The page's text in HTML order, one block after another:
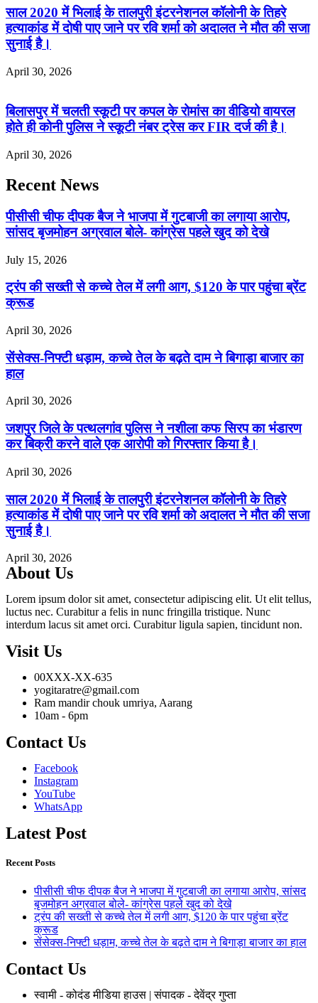
साल 2020 में भिलाई के तालपुरी इंटरनेशनल कॉलोनी के तिहरे
हत्याकांड में दोषी पाए जाने पर रवि शर्मा को अदालत ने मौत की सजा
सुनाई है।
April 30, 2026
बिलासपुर में चलती स्कूटी पर कपल के रोमांस का वीडियो वायरल
होते ही कोनी पुलिस ने स्कूटी नंबर ट्रेस कर FIR दर्ज की है।
April 30, 2026
Recent News
पीसीसी चीफ दीपक बैज ने भाजपा में गुटबाजी का लगाया आरोप,
सांसद बृजमोहन अग्रवाल बोले- कांग्रेस पहले खुद को देखे
July 15, 2026
ट्रंप की सख्ती से कच्चे तेल में लगी आग, $120 के पार पहुंचा ब्रेंट
क्रूड
April 30, 2026
सेंसेक्स-निफ्टी धड़ाम, कच्चे तेल के बढ़ते दाम ने बिगाड़ा बाजार का
हाल
April 30, 2026
जशपुर जिले के पत्थलगांव पुलिस ने नशीला कफ सिरप का भंडारण
कर बिक्री करने वाले एक आरोपी को गिरफ्तार किया है।
April 30, 2026
साल 2020 में भिलाई के तालपुरी इंटरनेशनल कॉलोनी के तिहरे
हत्याकांड में दोषी पाए जाने पर रवि शर्मा को अदालत ने मौत की सजा
सुनाई है।
April 30, 2026
About Us
Lorem ipsum dolor sit amet, consectetur adipiscing elit. Ut elit tellus,
luctus nec. Curabitur a felis in nunc fringilla tristique. Nunc
interdum lacus sit amet orci. Curabitur ligula sapien, tincidunt non.
Visit Us
00XXX-XX-635
yogitaratre@gmail.com
Ram mandir chouk umriya, Aarang
10am - 6pm
Contact Us
Facebook
Instagram
YouTube
WhatsApp
Latest Post
Recent Posts
पीसीसी चीफ दीपक बैज ने भाजपा में गुटबाजी का लगाया आरोप, सांसद
बृजमोहन अग्रवाल बोले- कांग्रेस पहले खुद को देखे
ट्रंप की सख्ती से कच्चे तेल में लगी आग, $120 के पार पहुंचा ब्रेंट
क्रूड
सेंसेक्स-निफ्टी धड़ाम, कच्चे तेल के बढ़ते दाम ने बिगाड़ा बाजार का हाल
Contact Us
स्वामी - कोदंड मीडिया हाउस | संपादक - देवेंद्र गुप्ता